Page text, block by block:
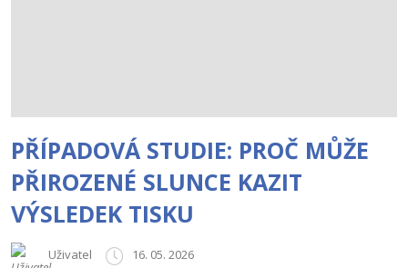
PŘÍPADOVÁ STUDIE: PROČ MŮŽE
PŘIROZENÉ SLUNCE KAZIT
VÝSLEDEK TISKU
Uživatel
16. 05. 2026